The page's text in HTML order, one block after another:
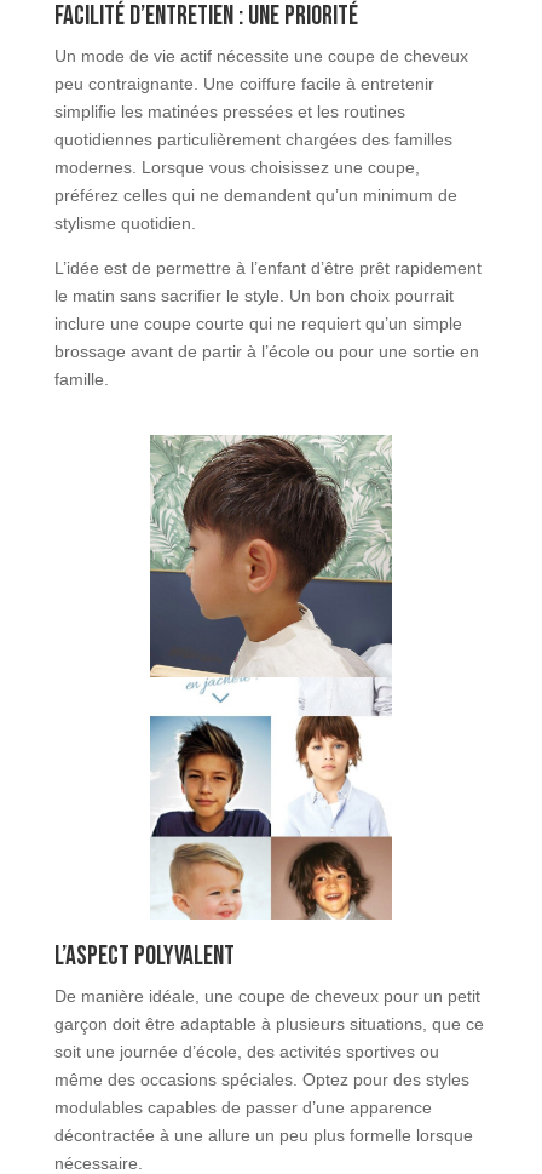
Facilité d’entretien : une priorité
Un mode de vie actif nécessite une coupe de cheveux
peu contraignante. Une coiffure facile à entretenir
simplifie les matinées pressées et les routines
quotidiennes particulièrement chargées des familles
modernes. Lorsque vous choisissez une coupe,
préférez celles qui ne demandent qu’un minimum de
stylisme quotidien.
L’idée est de permettre à l’enfant d’être prêt rapidement
le matin sans sacrifier le style. Un bon choix pourrait
inclure une coupe courte qui ne requiert qu’un simple
brossage avant de partir à l’école ou pour une sortie en
famille.
L’aspect polyvalent
De manière idéale, une coupe de cheveux pour un petit
garçon doit être adaptable à plusieurs situations, que ce
soit une journée d’école, des activités sportives ou
même des occasions spéciales. Optez pour des styles
modulables capables de passer d’une apparence
décontractée à une allure un peu plus formelle lorsque
nécessaire.